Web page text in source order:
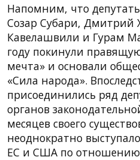
Напомним, что
Созар Субари, Дмитрий
Кавелашвили и Гурам
году покинули
мечта» и основали
«Сила народа».
присоединились ряд
органов
месяцев своего
неоднократно
ЕС и США по отношению